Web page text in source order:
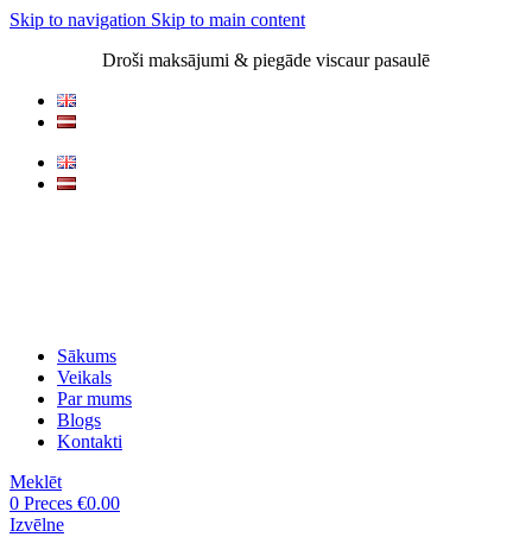
Skip to navigation Skip to main content
Droši maksājumi & piegāde viscaur pasaulē
Sākums
Veikals
Par mums
Blogs
Kontakti
Meklēt
0 Preces €0.00
Izvēlne